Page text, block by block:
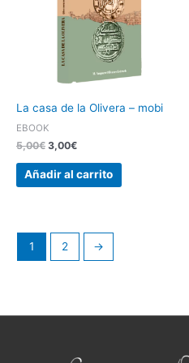
La casa de la Olivera – mobi
EBOOK
5,00€ 3,00€
Añadir al carrito
1 2 →